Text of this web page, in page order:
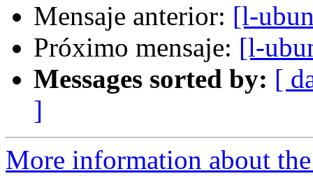
Mensaje anterior: [l-
Próximo mensaje: [l-
Messages sorted by: [
]
More information about